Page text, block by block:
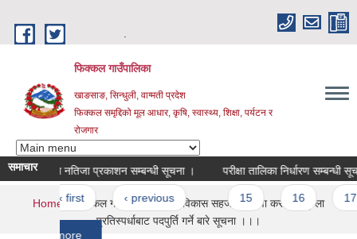
फिक्कल गाउँपालिका
खाङसाङ, सिन्धुली, वाग्मती प्रदेश
फिक्कल समृद्दिको मूल आधार, कृषि, स्वास्थ्य, शिक्षा, पर्यटन र
रोजगार
समाचार
अन्तिम नतिजा प्रकाशन सम्बन्धी सूचना । परीक्षा तालिका निर्धारण सम्बन्धी सूचना ।
Pages
« first ‹ previous … 15 16 17
You are here
Home » फिक्कल गाउँपालिकाले उद्दम विकास सहजकर्ता सेवा करारमा खुल्ला
प्रतिस्पर्धाबाट पदपुर्ति गर्ने बारे सूचना ।।।